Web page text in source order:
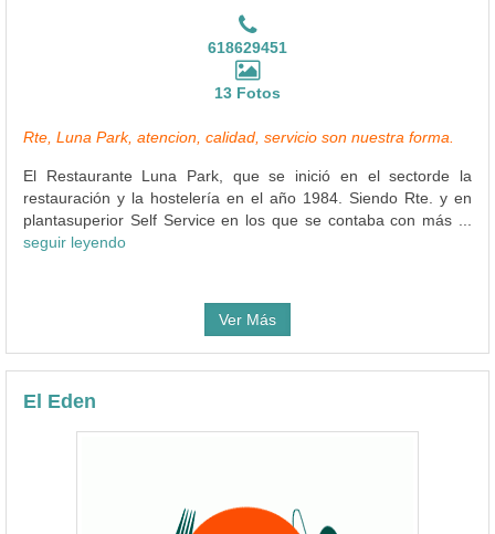
618629451
13 Fotos
Rte, Luna Park, atencion, calidad, servicio son nuestra forma.
El Restaurante Luna Park, que se inició en el sectorde la
restauración y la hostelería en el año 1984. Siendo Rte. y en
plantasuperior Self Service en los que se contaba con más ...
seguir leyendo
Ver Más
El Eden